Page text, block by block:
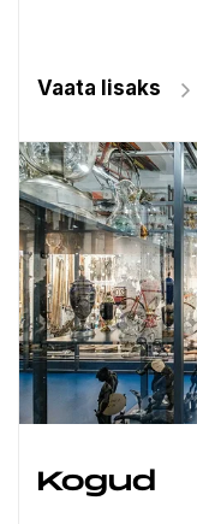
Vaata lisaks
Kogud